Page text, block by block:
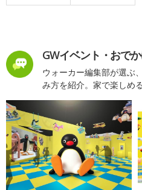
GWイベント・おで
ウォーカー編集部が選ぶ
み方を紹介。家で楽しめ